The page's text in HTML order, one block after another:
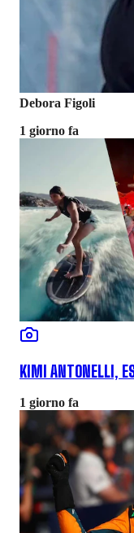
Debora Figoli
1 giorno fa
KIMI ANTONELLI,
1 giorno fa